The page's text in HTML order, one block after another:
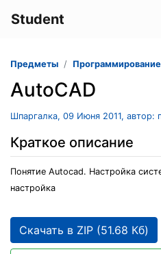
Student
Предметы
AutoCAD
Шпаргалка, 09 Июня 2011, автор:
Краткое описание
Понятие Autocad. Настройка
настройка
Скачать в ZIP (51.68 Кб)